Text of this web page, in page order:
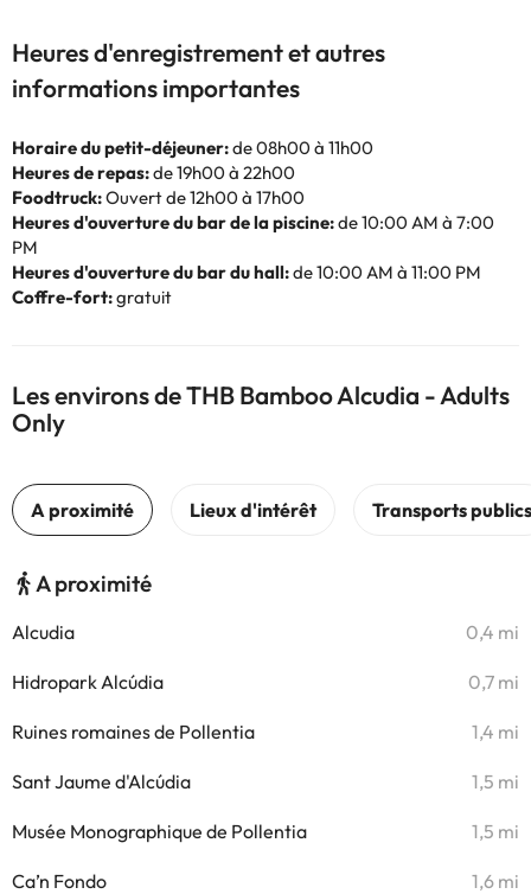
Heures d'enregistrement et autres
informations importantes
Horaire du petit-déjeuner:de 08h00 à 11h00
Heures de repas:de 19h00 à 22h00
Foodtruck:Ouvert de 12h00 à 17h00
Heures d'ouverture du bar de la piscine:de 10:00 AM à 7:00
PM
Heures d'ouverture du bar du hall:de 10:00 AM à 11:00 PM
Coffre-fort:gratuit
Les environs de THB Bamboo Alcudia - Adults
Only
A proximité
Alcudia 0,4 mi
Hidropark Alcúdia 0,7 mi
Ruines romaines de Pollentia 1,4 mi
Sant Jaume d'Alcúdia 1,5 mi
Musée Monographique de Pollentia 1,5 mi
Ca’n Fondo 1,6 mi